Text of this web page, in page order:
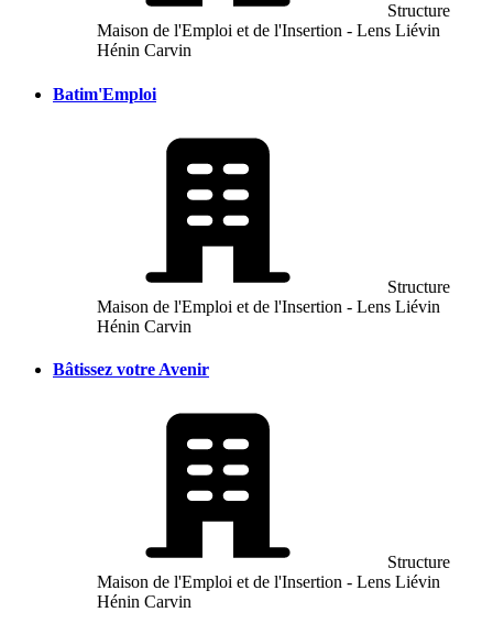
Structure
Maison de l'Emploi et de l'Insertion - Lens Liévin
Hénin Carvin
Batim'Emploi
Structure
Maison de l'Emploi et de l'Insertion - Lens Liévin
Hénin Carvin
Bâtissez votre Avenir
Structure
Maison de l'Emploi et de l'Insertion - Lens Liévin
Hénin Carvin